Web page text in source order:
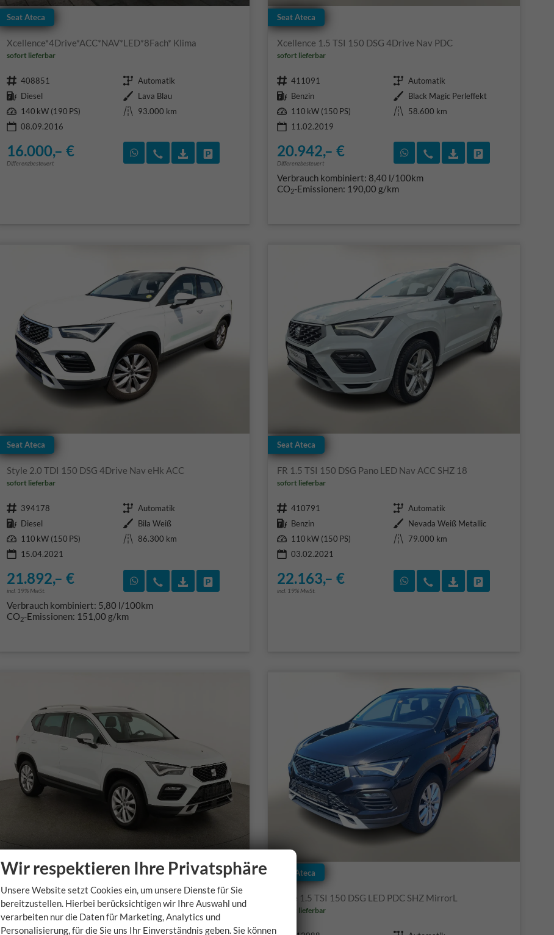
Seat Ateca
Xcellence*4Drive*ACC*NAV*LED*8Fach* Klima
sofort lieferbar
Fahrzeugnr. 408851 Getriebe Automatik
Kraftstoff Diesel Außenfarbe Lava Blau
Leistung 140 kW (190 PS) Kilometerstand
93.000 km
08.09.2016
16.000,– €
Differenzbesteuert
Rückruf vereinbaren
Wir rufen Sie an
Fahrzeugexposé (PDF)
Fahrzeug parken
Seat Ateca
Xcellence 1.5 TSI 150 DSG 4Drive Nav PDC
sofort lieferbar
Fahrzeugnr. 411091 Getriebe Automatik
Kraftstoff Benzin Außenfarbe Black Magic Perleffekt
Leistung 110 kW (150 PS) Kilometerstand
58.600 km
11.02.2019
20.942,– €
Differenzbesteuert
Rückruf vereinbaren
Wir rufen Sie an
Fahrzeugexposé
Verbrauch kombiniert: 8,40 l/100km
CO2-Emissionen: 190,00 g/km
Seat Ateca
Style 2.0 TDI 150 DSG 4Drive Nav eHk ACC
sofort lieferbar
Fahrzeugnr. 394178 Getriebe Automatik
Kraftstoff Diesel Außenfarbe Bila Weiß
Leistung 110 kW (150 PS) Kilometerstand
86.300 km
15.04.2021
21.892,– €
incl. 19% MwSt.
Rückruf vereinbaren
Wir rufen Sie an
Fahrzeugexposé (PDF)
Fahrzeug parken
Verbrauch kombiniert: 5,80 l/100km
CO2-Emissionen: 151,00 g/km
Seat Ateca
FR 1.5 TSI 150 DSG Pano LED Nav ACC SHZ 18
sofort lieferbar
Fahrzeugnr. 410791 Getriebe Automatik
Kraftstoff Benzin Außenfarbe Nevada Weiß Metallic
Leistung 110 kW (150 PS) Kilometerstand
79.000 km
03.02.2021
22.163,– €
incl. 19% MwSt.
Rückruf vereinbaren
Wir rufen Sie an
Fahrzeugexposé
Seat Ateca
Style 1.5 TSI DSG Style, LED, Navi, AreaView, ACC, Side
Seat Ateca
Style 1.5 TSI 150 DSG LED PDC SHZ MirrorL
sofort lieferbar
Wir respektieren Ihre Privatsphäre
Unsere Website setzt Cookies ein, um unsere Dienste für Sie
bereitzustellen. Hierbei berücksichtigen wir Ihre Auswahl und
verarbeiten nur die Daten für Marketing, Analytics und
Personalisierung, für die Sie uns Ihr Einverständnis geben. Sie können